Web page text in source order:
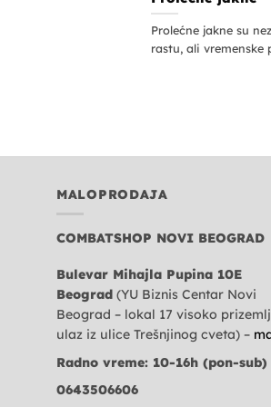
Prolećne jakne su
rastu, ali vremenske
MALOPRODAJA
COMBATSHOP NOVI BEOGRAD
Bulevar Mihajla Pupina 10E
Beograd (YU Biznis Centar Novi
Beograd – lokal 17 visoko
ulaz iz ulice Trešnjinog cveta) –
Radno vreme: 10-16h (pon-sub)
0643506606